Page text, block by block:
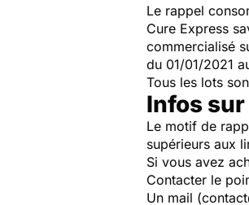
Le rappel
Cure Express
commercialisé
du 01/01/2021
Tous les lots
Infos
Le motif de
supérieurs aux
Si vous avez
Contacter le
Un mail